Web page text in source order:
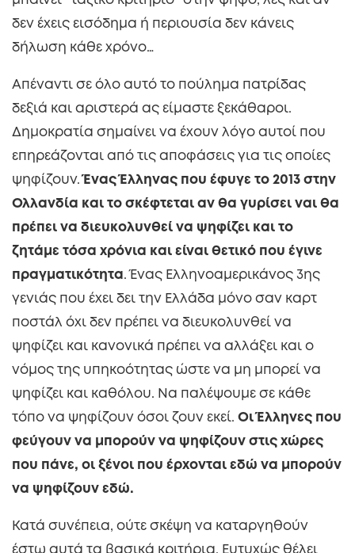
δεν έχεις εισόδημα ή περιουσία δεν κάνεις
δήλωση κάθε χρόνο…
Απέναντι σε όλο αυτό το πούλημα πατρίδας
δεξιά και αριστερά ας είμαστε ξεκάθαροι.
Δημοκρατία σημαίνει να έχουν λόγο αυτοί που
επηρεάζονται από τις αποφάσεις για τις οποίες
ψηφίζουν. Ένας Έλληνας που έφυγε το 2013 στην
Ολλανδία και το σκέφτεται αν θα γυρίσει ναι θα
πρέπει να διευκολυνθεί να ψηφίζει και το
ζητάμε τόσα χρόνια και είναι θετικό που έγινε
πραγματικότητα . Ένας Ελληνοαμερικάνος 3ης
γενιάς που έχει δει την Ελλάδα μόνο σαν καρτ
ποστάλ όχι δεν πρέπει να διευκολυνθεί να
ψηφίζει και κανονικά πρέπει να αλλάξει και ο
νόμος της υπηκοότητας ώστε να μη μπορεί να
ψηφίζει και καθόλου. Να παλέψουμε σε κάθε
τόπο να ψηφίζουν όσοι ζουν εκεί. Οι Έλληνες που
φεύγουν να μπορούν να ψηφίζουν στις χώρες
που πάνε, οι ξένοι που έρχονται εδώ να μπορούν
να ψηφίζουν εδώ.
Κατά συνέπεια, ούτε σκέψη να καταργηθούν
έστω αυτά τα βασικά κριτήρια. Ευτυχώς θέλει